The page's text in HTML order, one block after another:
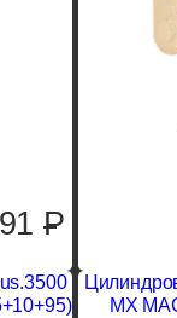
P
MX